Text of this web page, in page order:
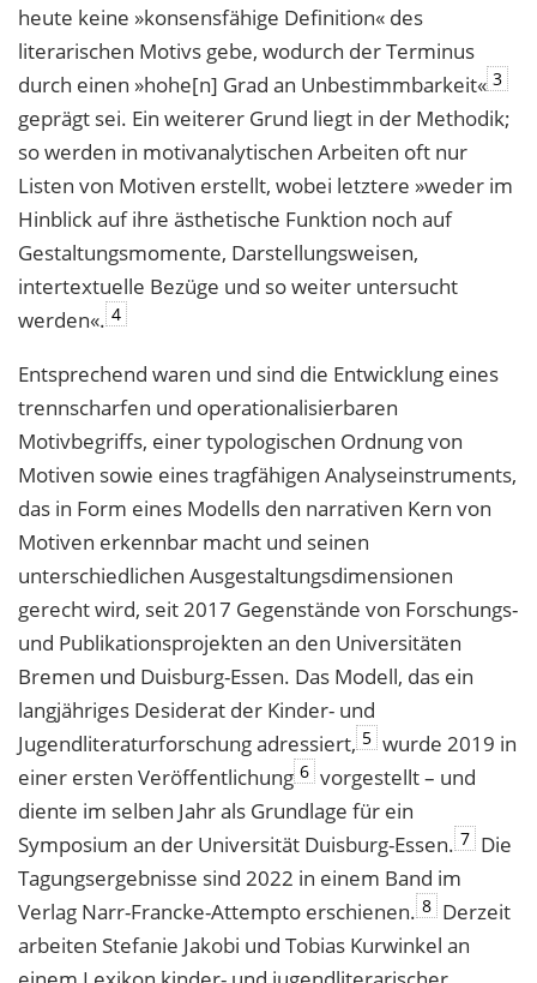
heute keine »konsensfähige Definition« des
literarischen Motivs gebe, wodurch der Terminus
durch einen »hohe[n] Grad an Unbestimmbarkeit« 3
geprägt sei. Ein weiterer Grund liegt in der Methodik;
so werden in motivanalytischen Arbeiten oft nur
Listen von Motiven erstellt, wobei letztere »weder im
Hinblick auf ihre ästhetische Funktion noch auf
Gestaltungsmomente, Darstellungsweisen,
intertextuelle Bezüge und so weiter untersucht
werden«. 4
Entsprechend waren und sind die Entwicklung eines
trennscharfen und operationalisierbaren
Motivbegriffs, einer typologischen Ordnung von
Motiven sowie eines tragfähigen Analyseinstruments,
das in Form eines Modells den narrativen Kern von
Motiven erkennbar macht und seinen
unterschiedlichen Ausgestaltungsdimensionen
gerecht wird, seit 2017 Gegenstände von Forschungs-
und Publikationsprojekten an den Universitäten
Bremen und Duisburg-Essen. Das Modell, das ein
langjähriges Desiderat der Kinder- und
Jugendliteraturforschung adressiert, 5 wurde 2019 in
einer ersten Veröffentlichung 6 vorgestellt – und
diente im selben Jahr als Grundlage für ein
Symposium an der Universität Duisburg-Essen. 7 Die
Tagungsergebnisse sind 2022 in einem Band im
Verlag Narr-Francke-Attempto erschienen. 8 Derzeit
arbeiten Stefanie Jakobi und Tobias Kurwinkel an